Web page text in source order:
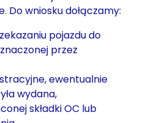
Do wniosku dołączamy:
pojazdu do
przez
ewentualnie
wydana,
składki OC lub